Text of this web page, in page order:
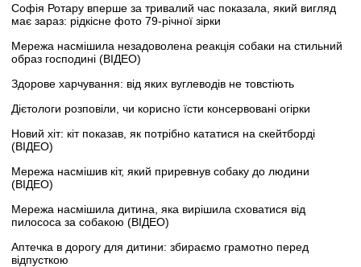
Софія Ротару вперше за тривалий час показала, який вигляд
має зараз: рідкісне фото 79-річної зірки
Мережа насмішила незадоволена реакція собаки на стильний
образ господині (ВІДЕО)
Здорове харчування: від яких вуглеводів не товстіють
Дієтологи розповіли, чи корисно їсти консервовані огірки
Новий хіт: кіт показав, як потрібно кататися на скейтборді
(ВІДЕО)
Мережа насмішив кіт, який приревнув собаку до людини
(ВІДЕО)
Мережа насмішила дитина, яка вирішила сховатися від
пилососа за собакою (ВІДЕО)
Аптечка в дорогу для дитини: збираємо грамотно перед
відпусткою